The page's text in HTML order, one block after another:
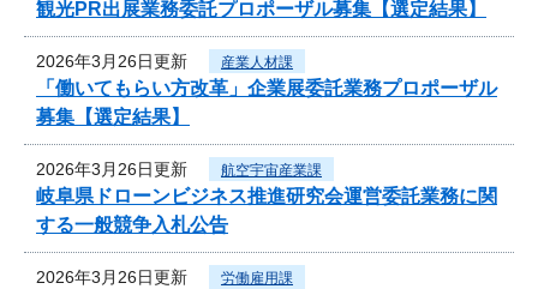
観光PR出展業務委託プロポーザル募集【選定結果】
2026年3月26日更新 産業人材課
「働いてもらい方改革」企業展委託業務プロポーザル
募集【選定結果】
2026年3月26日更新 航空宇宙産業課
岐阜県ドローンビジネス推進研究会運営委託業務に関
する一般競争入札公告
2026年3月26日更新 労働雇用課